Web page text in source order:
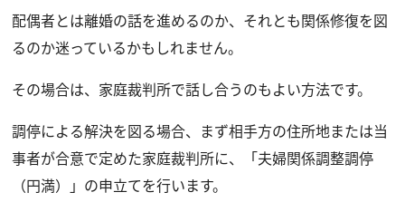
配偶者とは離婚の話を進めるのか、それとも関係修復を図
るのか迷っているかもしれません。
その場合は、家庭裁判所で話し合うのもよい方法です。
調停による解決を図る場合、まず相手方の住所地または当
事者が合意で定めた家庭裁判所に、「夫婦関係調整調停
（円満）」の申立てを行います。